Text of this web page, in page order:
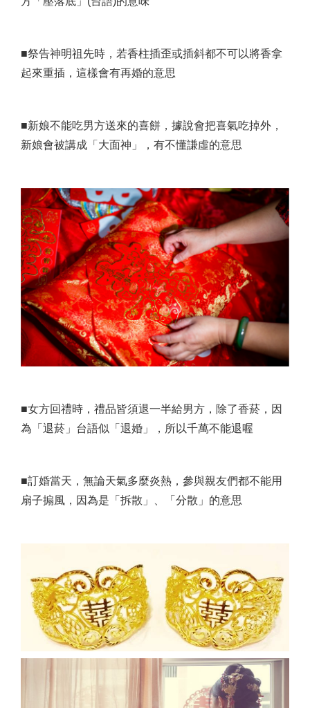
■祭告神明祖先時，若香柱插歪或插斜都不可以將香拿
起來重插，這樣會有再婚的意思
■新娘不能吃男方送來的喜餅，據說會把喜氣吃掉外，
新娘會被講成「大面神」，有不懂謙虛的意思
■女方回禮時，禮品皆須退一半給男方，除了香菸，因
為「退菸」台語似「退婚」，所以千萬不能退喔
■訂婚當天，無論天氣多麼炎熱，參與親友們都不能用
扇子搧風，因為是「拆散」、「分散」的意思